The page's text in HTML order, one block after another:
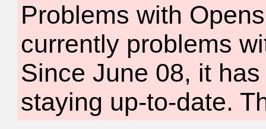
Problems with
currently problems
Since June 08, it
staying up-to-date.